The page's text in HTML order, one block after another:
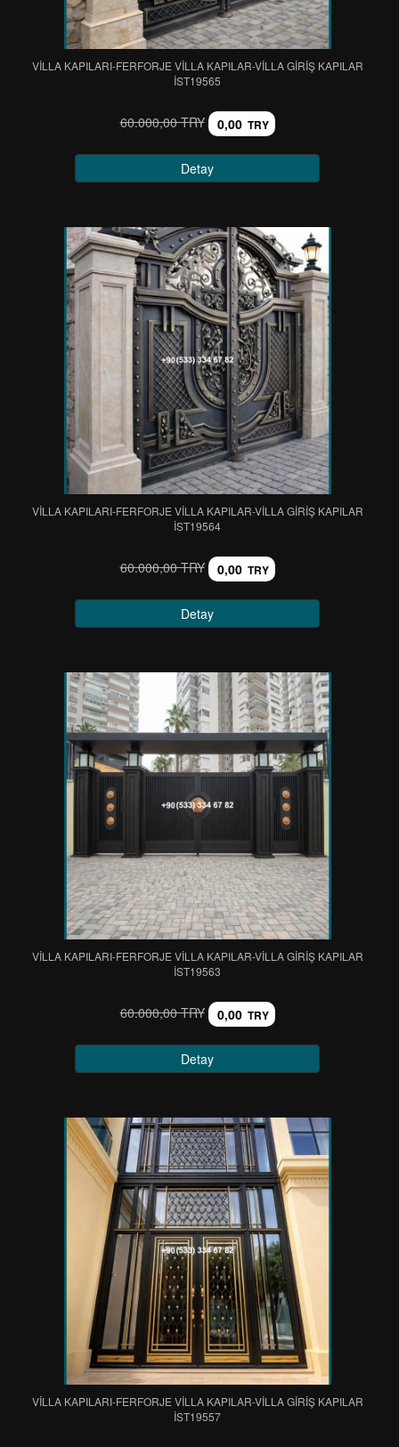
VİLLA KAPILARI-FERFORJE VİLLA KAPILAR-VİLLA GİRİŞ KAPILAR
IST19565
60.000,00 TRY 0,00 TRY
Detay
VİLLA KAPILARI-FERFORJE VİLLA KAPILAR-VİLLA GİRİŞ KAPILAR
IST19564
60.000,00 TRY 0,00 TRY
Detay
VİLLA KAPILARI-FERFORJE VİLLA KAPILAR-VİLLA GİRİŞ KAPILAR
IST19563
60.000,00 TRY 0,00 TRY
Detay
VİLLA KAPILARI-FERFORJE VİLLA KAPILAR-VİLLA GİRİŞ KAPILAR
IST19557